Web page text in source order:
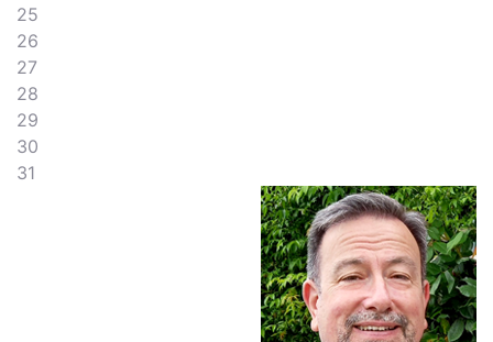
25
26
27
28
29
30
31